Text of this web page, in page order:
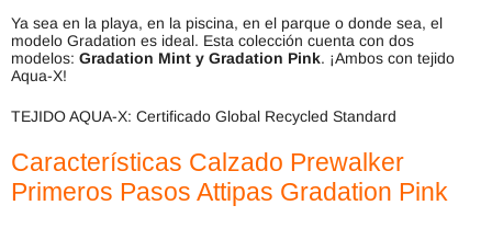
Ya sea en la playa, en la piscina, en el parque o donde sea, el
modelo Gradation es ideal. Esta colección cuenta con dos
modelos: Gradation Mint y Gradation Pink. ¡Ambos con tejido
Aqua-X!
TEJIDO AQUA-X: Certificado Global Recycled Standard
Características Calzado Prewalker
Primeros Pasos Attipas Gradation Pink